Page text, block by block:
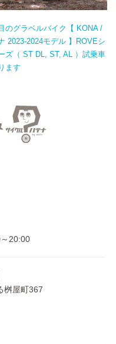
のグラベルバイク【 KONA /
2023-2024モデル 】ROVEシ
ズ（ ST DL, ST, AL ）試乗車
ます
20:00
桝屋町367